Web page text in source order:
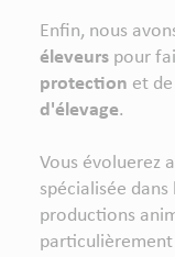
Enfin, nous
éleveurspour
protection et de
d'élevage.
Vous évoluerez
spécialisée
productions
particulièrement